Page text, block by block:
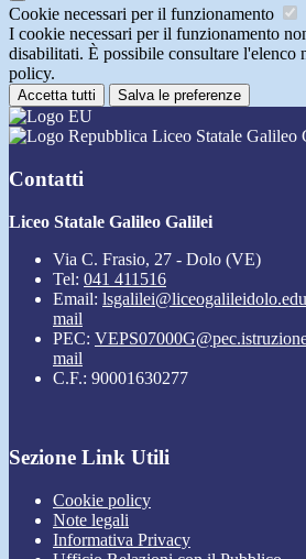
Cookie necessari per il funzionamento
I cookie necessari per il funzionamento
disabilitati. È possibile consultare l'elenco
policy.
Accetta tutti Salva le preferenze
Liceo Statale Galileo
Contatti
Liceo Statale Galileo Galilei
Via C. Frasio, 27 - Dolo (VE)
Tel: 041 411516
Email:
mail
PEC:
mail
C.F.: 90001630277
Sezione Link Utili
Cookie policy
Note legali
Informativa Privacy